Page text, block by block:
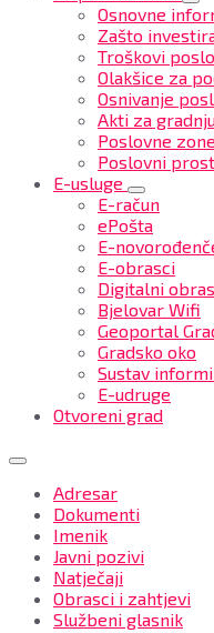
Osnovne
Zašto
Troškovi
Olakšice za
Osnivanje
Akti za
Poslovne
Poslovni
E-usluge
E-račun
ePošta
E-
E-obrasci
Digitalni
Bjelovar Wifi
Geoportal
Gradsko oko
Sustav
E-udruge
Otvoreni grad
Adresar
Dokumenti
Imenik
Javni pozivi
Natječaji
Obrasci i zahtjevi
Službeni glasnik